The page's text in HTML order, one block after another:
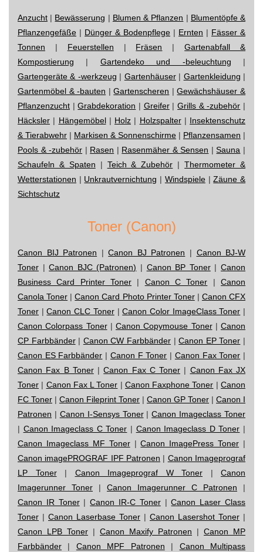
Anzucht | Bewässerung | Blumen & Pflanzen | Blumentöpfe &
Pflanzengefäße | Dünger & Bodenpflege | Ernten | Fässer &
Tonnen | Feuerstellen | Fräsen |Gartenabfall &
Kompostierung | Gartendeko und -beleuchtung |
Gartengeräte & -werkzeug | Gartenhäuser| Gartenkleidung |
Gartenmöbel & -bauten |Gartenscheren |Gewächshäuser &
Pflanzenzucht |Grabdekoration | Greifer|Grills & -zubehör |
Häcksler | Hängemöbel| Holz | Holzspalter| Insektenschutz
& Tierabwehr | Markisen & Sonnenschirme | Pflanzensamen |
Pools & -zubehör | Rasen | Rasenmäher & Sensen |Sauna |
Schaufeln & Spaten | Teich & Zubehör |Thermometer &
Wetterstationen | Unkrautvernichtung | Windspiele|Zäune &
Sichtschutz
Toner (Canon)
Canon BIJ Patronen |Canon BJ Patronen | Canon BJ-W
Toner |Canon BJC (Patronen) | Canon BP Toner|Canon
Business Card Printer Toner | Canon C Toner |Canon
Canola Toner |Canon Card Photo Printer Toner| Canon CFX
Toner |Canon CLC Toner|Canon Color ImageClass Toner |
Canon Colorpass Toner| Canon Copymouse Toner| Canon
CP Farbbänder| Canon CW Farbbänder |Canon EP Toner |
Canon ES Farbbänder | Canon F Toner | Canon Fax Toner |
Canon Fax B Toner|Canon Fax C Toner | Canon Fax JX
Toner | Canon Fax L Toner | Canon Faxphone Toner |Canon
FC Toner | Canon Fileprint Toner | Canon GP Toner | Canon I
Patronen | Canon I-Sensys Toner|Canon Imageclass Toner
| Canon Imageclass C Toner | Canon Imageclass D Toner |
Canon Imageclass MF Toner|Canon ImagePress Toner |
Canon imagePROGRAF IPF Patronen | Canon Imageprograf
LP Toner| Canon Imageprograf W Toner | Canon
Imagerunner Toner | Canon Imagerunner C Patronen |
Canon IR Toner|Canon IR-C Toner|Canon Laser Class
Toner | Canon Laserbase Toner | Canon Lasershot Toner |
Canon LPB Toner | Canon Maxify Patronen | Canon MP
Farbbänder | Canon MPF Patronen | Canon Multipass